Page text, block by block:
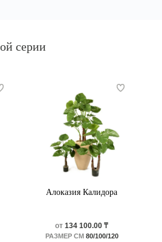
серии
Алоказия Калидора
от 134 100.00 ₸
РАЗМЕР СМ80/100/120